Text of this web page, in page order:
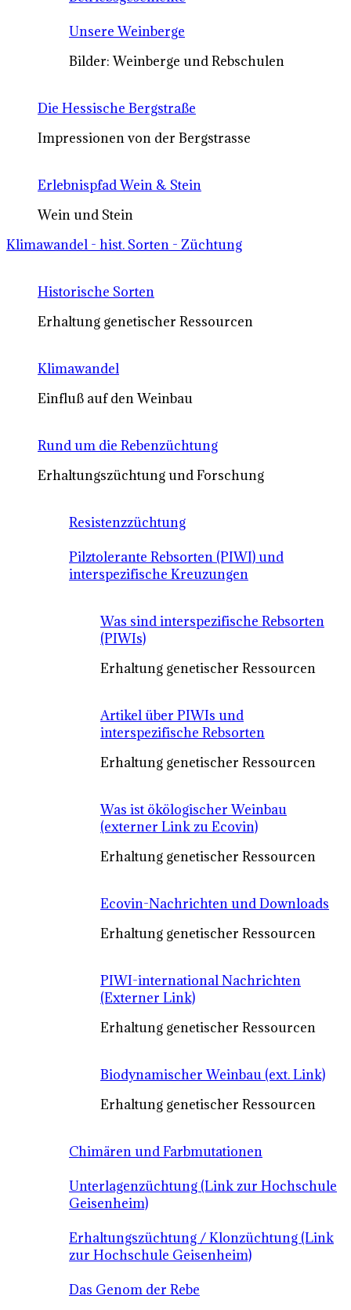
Unsere Weinberge
Bilder: Weinberge und Rebschulen
Die Hessische Bergstraße
Impressionen von der Bergstrasse
Erlebnispfad Wein & Stein
Wein und Stein
Klimawandel - hist. Sorten - Züchtung
Historische Sorten
Erhaltung genetischer Ressourcen
Klimawandel
Einfluß auf den Weinbau
Rund um die Rebenzüchtung
Erhaltungszüchtung und Forschung
Resistenzzüchtung
Pilztolerante Rebsorten (PIWI) und
interspezifische Kreuzungen
Was sind interspezifische Rebsorten
(PIWIs)
Erhaltung genetischer Ressourcen
Artikel über PIWIs und
interspezifische Rebsorten
Erhaltung genetischer Ressourcen
Was ist ökölogischer Weinbau
(externer Link zu Ecovin)
Erhaltung genetischer Ressourcen
Ecovin-Nachrichten und Downloads
Erhaltung genetischer Ressourcen
PIWI-international Nachrichten
(Externer Link)
Erhaltung genetischer Ressourcen
Biodynamischer Weinbau (ext. Link)
Erhaltung genetischer Ressourcen
Chimären und Farbmutationen
Unterlagenzüchtung (Link zur Hochschule
Geisenheim)
Erhaltungszüchtung / Klonzüchtung (Link
zur Hochschule Geisenheim)
Das Genom der Rebe